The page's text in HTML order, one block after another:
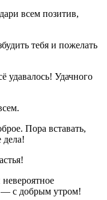
всем позитив,
тебя и пожелать
удавалось! Удачного
Пора вставать,
дела!
— с добрым утром!